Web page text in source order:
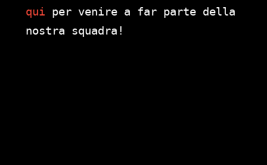
qui per venire a far parte della
nostra squadra!